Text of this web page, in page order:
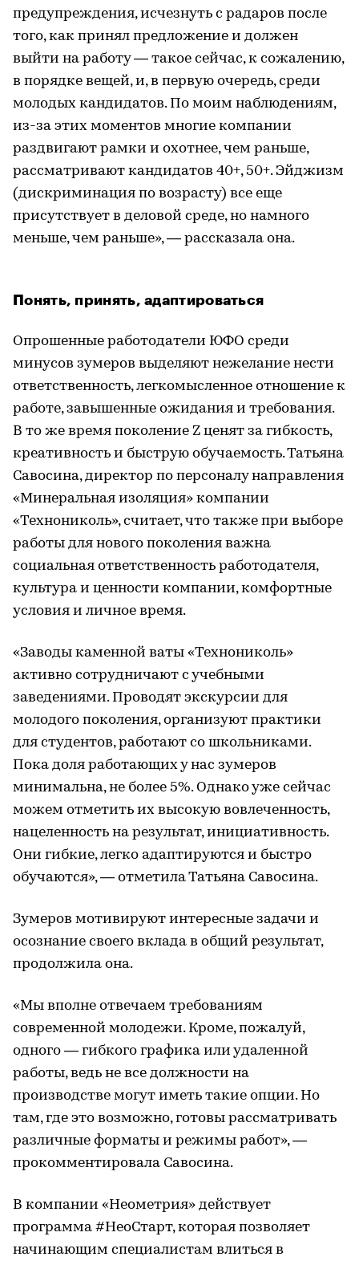
предупреждения, исчезнуть с радаров после
того, как принял предложение и должен
выйти на работу — такое сейчас, к сожалению,
в порядке вещей, и, в первую очередь, среди
молодых кандидатов. По моим наблюдениям,
из-за этих моментов многие компании
раздвигают рамки и охотнее, чем раньше,
рассматривают кандидатов 40+, 50+. Эйджизм
(дискриминация по возрасту) все еще
присутствует в деловой среде, но намного
меньше, чем раньше», — рассказала она.
Понять, принять, адаптироваться
Опрошенные работодатели ЮФО среди
минусов зумеров выделяют нежелание нести
ответственность, легкомысленное отношение к
работе, завышенные ожидания и требования.
В то же время поколение Z ценят за гибкость,
креативность и быструю обучаемость. Татьяна
Савосина, директор по персоналу направления
«Минеральная изоляция» компании
«Технониколь», считает, что также при выборе
работы для нового поколения важна
социальная ответственность работодателя,
культура и ценности компании, комфортные
условия и личное время.
«Заводы каменной ваты «Технониколь»
активно сотрудничают с учебными
заведениями. Проводят экскурсии для
молодого поколения, организуют практики
для студентов, работают со школьниками.
Пока доля работающих у нас зумеров
минимальна, не более 5%. Однако уже сейчас
можем отметить их высокую вовлеченность,
нацеленность на результат, инициативность.
Они гибкие, легко адаптируются и быстро
обучаются», — отметила Татьяна Савосина.
Зумеров мотивируют интересные задачи и
осознание своего вклада в общий результат,
продолжила она.
«Мы вполне отвечаем требованиям
современной молодежи. Кроме, пожалуй,
одного — гибкого графика или удаленной
работы, ведь не все должности на
производстве могут иметь такие опции. Но
там, где это возможно, готовы рассматривать
различные форматы и режимы работ», —
прокомментировала Савосина.
В компании «Неометрия» действует
программа #НеоСтарт, которая позволяет
начинающим специалистам влиться в